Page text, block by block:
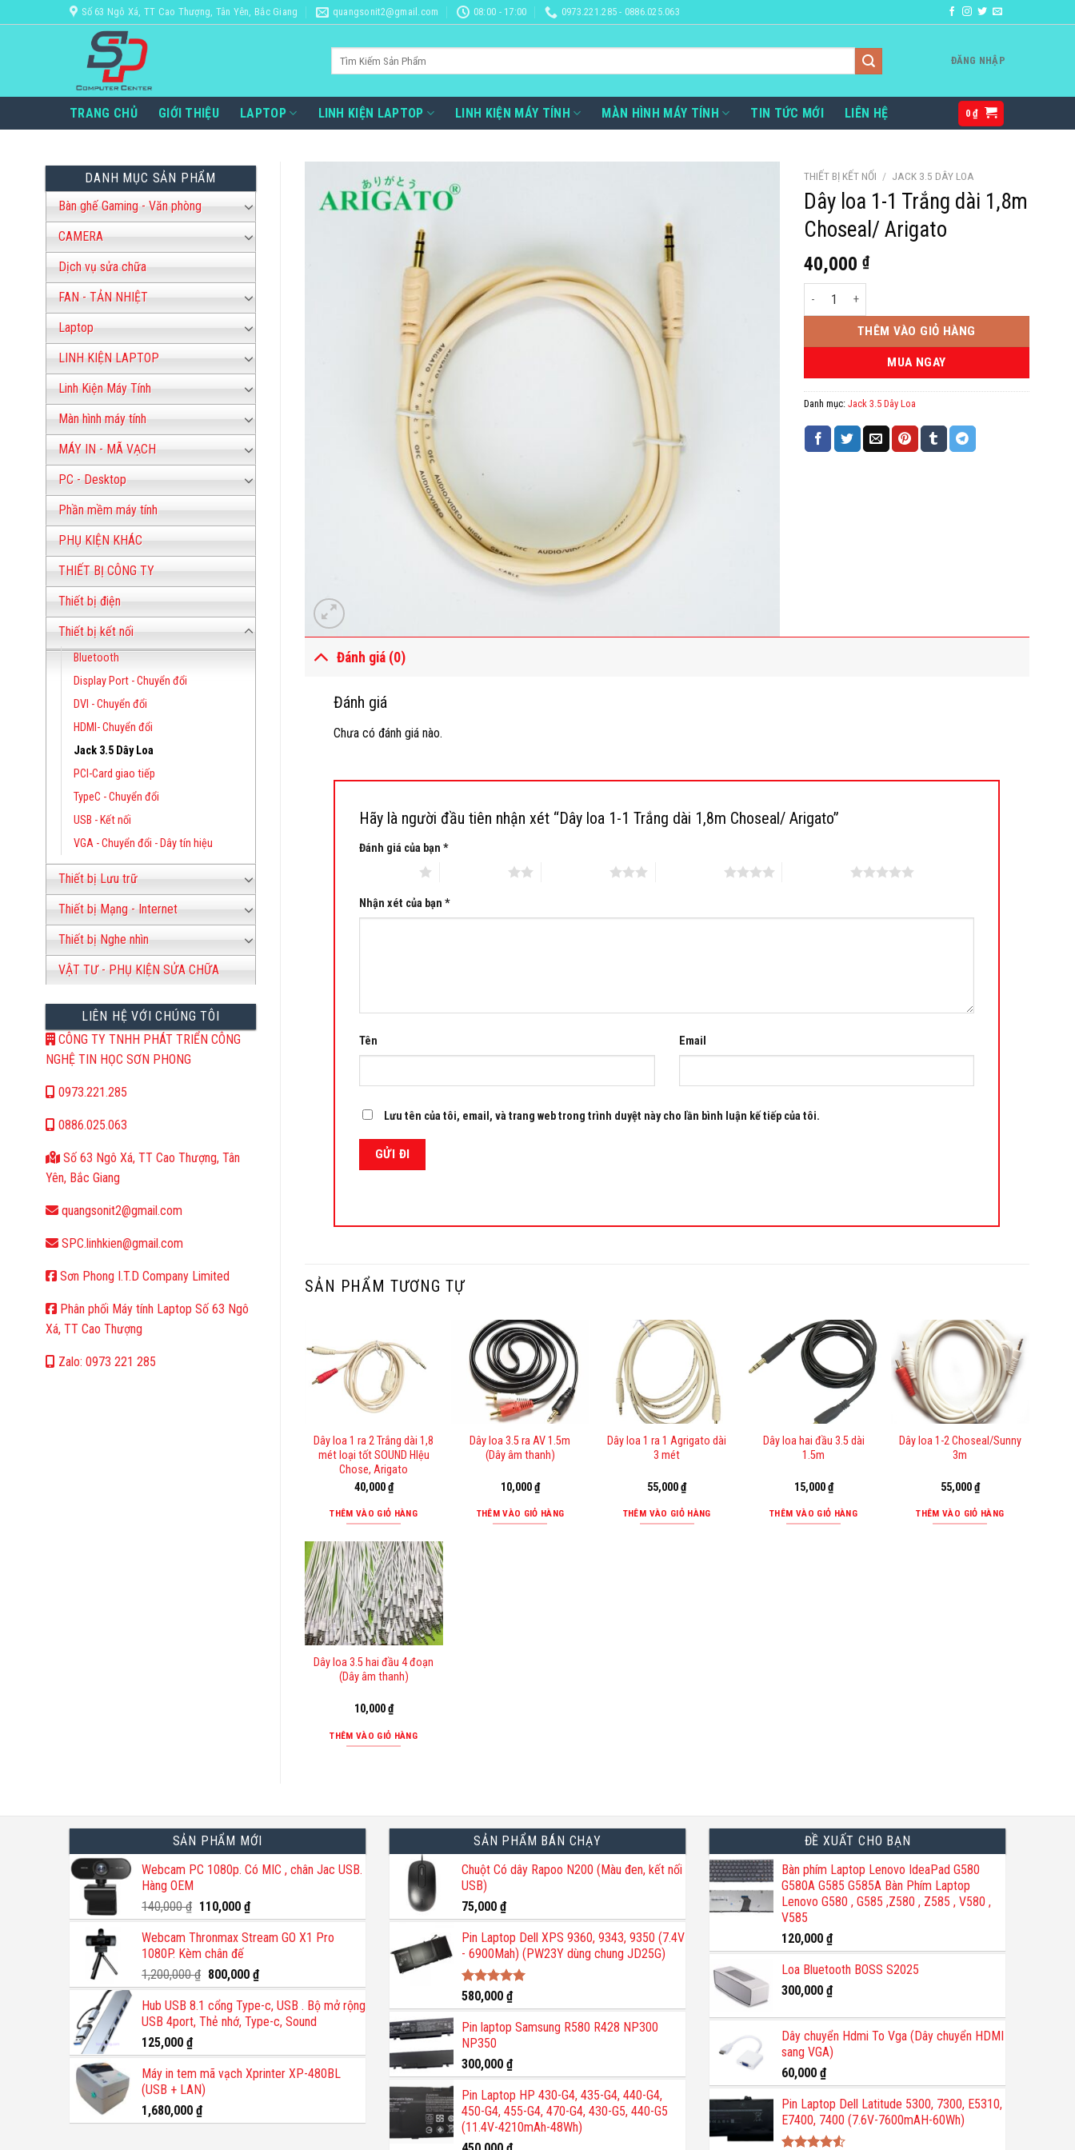
qua
Số 63 Ngô Xá, TT Cao Thượng, Tân Yên, Bắc Giang quangsonit2@gmail.com 08:00 - 17:00 0973.221.285 - 0886.025.063
ĐĂNG NHẬP
TRANG CHỦ GIỚI THIỆU LAPTOP LINH KIỆN LAPTOP LINH KIỆN MÁY TÍNH MÀN HÌNH MÁY TÍNH TIN TỨC MỚI LIÊN HỆ 0₫
DANH MỤC SẢN PHẨM
Bàn ghế Gaming - Văn phòng
CAMERA
Dịch vụ sửa chữa
FAN - TẢN NHIỆT
Laptop
LINH KIỆN LAPTOP
Linh Kiện Máy Tính
Màn hình máy tính
MÁY IN - MÃ VẠCH
PC - Desktop
Phần mềm máy tính
PHỤ KIỆN KHÁC
THIẾT BỊ CÔNG TY
Thiết bị điện
Thiết bị kết nối
Bluetooth
Display Port - Chuyển đổi
DVI - Chuyển đổi
HDMI- Chuyển đổi
Jack 3.5 Dây Loa
PCI-Card giao tiếp
TypeC - Chuyển đổi
USB - Kết nối
VGA - Chuyển đổi - Dây tín hiệu
Thiết bị Lưu trữ
Thiết bị Mạng - Internet
Thiết bị Nghe nhìn
VẬT TƯ - PHỤ KIỆN SỬA CHỮA
LIÊN HỆ VỚI CHÚNG TÔI
CÔNG TY TNHH PHÁT TRIỂN CÔNG
NGHỆ TIN HỌC SƠN PHONG
0973.221.285
0886.025.063
Số 63 Ngô Xá, TT Cao Thượng, Tân
Yên, Bắc Giang
quangsonit2@gmail.com
SPC.linhkien@gmail.com
Sơn Phong I.T.D Company Limited
Phân phối Máy tính Laptop Số 63 Ngô
Xá, TT Cao Thượng
Zalo: 0973 221 285
THIẾT BỊ KẾT NỐI / JACK 3.5 DÂY LOA
Dây loa 1-1 Trắng dài 1,8m
Choseal/ Arigato
40,000 ₫
Dây loa 1-1 Trắng dài 1,8m Choseal/ Arigato số lượng
THÊM VÀO GIỎ HÀNG
MUA NGAY
Danh mục: Jack 3.5 Dây Loa
Đánh giá (0)
Đánh giá
Chưa có đánh giá nào.
Hãy là người đầu tiên nhận xét “Dây loa 1-1 Trắng dài 1,8m Choseal/ Arigato”
Đánh giá của bạn*
Nhận xét của bạn*
Tên Email
Lưu tên của tôi, email, và trang web trong trình duyệt này cho lần bình luận kế tiếp của tôi.
SẢN PHẨM TƯƠNG TỰ
Dây loa 1 ra 2 Trắng dài 1,8
mét loại tốt SOUND HIệu
Chose, Arigato
40,000₫
THÊM VÀO GIỎ HÀNG
Dây loa 3.5 ra AV 1.5m
(Dây âm thanh)
10,000₫
THÊM VÀO GIỎ HÀNG
Dây loa 1 ra 1 Agrigato dài
3 mét
55,000₫
THÊM VÀO GIỎ HÀNG
Dây loa hai đầu 3.5 dài
1.5m
15,000₫
THÊM VÀO GIỎ HÀNG
Dây loa 1-2 Choseal/Sunny
3m
55,000₫
THÊM VÀO GIỎ HÀNG
Dây loa 3.5 hai đầu 4 đoạn
(Dây âm thanh)
10,000₫
THÊM VÀO GIỎ HÀNG
SẢN PHẨM MỚI
Webcam PC 1080p. Có MIC , chân Jac USB.
Hàng OEM
140,000₫ Giá
gốc
là:
140,000 ₫.
110,000 ₫Giá
hiện
tại
110,000 ₫.
Webcam Thronmax Stream GO X1 Pro
1080P. Kèm chân đế
1,200,000₫ Giá
gốc
là:
1,200,000 ₫.
800,000 ₫Giá
hiện
tại
là:
Hub USB 8.1 cổng Type-c, USB . Bộ mở rộng
USB 4port, Thẻ nhớ, Type-c, Sound
125,000 ₫
Máy in tem mã vạch Xprinter XP-480BL
(USB + LAN)
1,680,000 ₫
SẢN PHẨM BÁN CHẠY
Chuột Có dây Rapoo N200 (Màu đen, kết nối
USB)
75,000 ₫
Pin Laptop Dell XPS 9360, 9343, 9350 (7.4V
- 6900Mah) (PW23Y dùng chung JD25G)
Được xếp
hạng5.00
5 sao
580,000 ₫
Pin laptop Samsung R580 R428 NP300
NP350
300,000 ₫
Pin Laptop HP 430-G4, 435-G4, 440-G4,
450-G4, 455-G4, 470-G4, 430-G5, 440-G5
(11.4V-4210mAh-48Wh)
ĐỀ XUẤT CHO BẠN
Bàn phím Laptop Lenovo IdeaPad G580
G580A G585 G585A Bàn Phím Laptop
Lenovo G580 , G585 ,Z580 , Z585 , V580 ,
V585
120,000 ₫
Loa Bluetooth BOSS S2025
300,000 ₫
Dây chuyển Hdmi To Vga (Dây chuyển HDMI
sang VGA)
60,000 ₫
Pin Laptop Dell Latitude 5300, 7300, E5310,
E7400, 7400 (7.6V-7600mAH-60Wh)